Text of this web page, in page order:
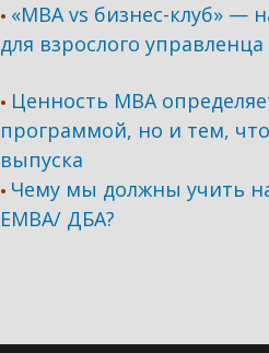
• «MBA vs бизнес-клуб» —
для взрослого управленца
• Ценность MBA
программой, но и тем,
выпуска
• Чему мы должны учить
ЕМВА/ ДБА?